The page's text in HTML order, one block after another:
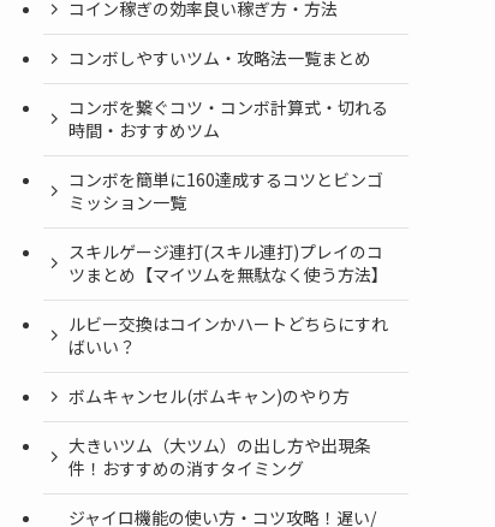
コイン稼ぎの効率良い稼ぎ方・方法
コンボしやすいツム・攻略法一覧まとめ
コンボを繋ぐコツ・コンボ計算式・切れる
時間・おすすめツム
コンボを簡単に160達成するコツとビンゴ
ミッション一覧
スキルゲージ連打(スキル連打)プレイのコ
ツまとめ【マイツムを無駄なく使う方法】
ルビー交換はコインかハートどちらにすれ
ばいい？
ボムキャンセル(ボムキャン)のやり方
大きいツム（大ツム）の出し方や出現条
件！おすすめの消すタイミング
ジャイロ機能の使い方・コツ攻略！遅い/